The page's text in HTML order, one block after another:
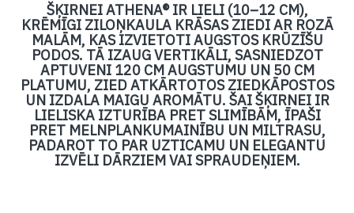
ŠĶIRNEI ATHENA® IR LIELI (10–12 CM),
KRĒMĪGI ZILOŅKAULA KRĀSAS ZIEDI AR ROZĀ
MALĀM, KAS IZVIETOTI AUGSTOS KRŪZĪŠU
PODOS. TĀ IZAUG VERTIKĀLI, SASNIEDZOT
APTUVENI 120 CM AUGSTUMU UN 50 CM
PLATUMU, ZIED ATKĀRTOTOS ZIEDKĀPOSTOS
UN IZDALA MAIGU AROMĀTU. ŠAI ŠĶIRNEI IR
LIELISKA IZTURĪBA PRET SLIMĪBĀM, ĪPAŠI
PRET MELNPLANKUMAINĪBU UN MILTRASU,
PADAROT TO PAR UZTICAMU UN ELEGANTU
IZVĒLI DĀRZIEM VAI SPRAUDEŅIEM.